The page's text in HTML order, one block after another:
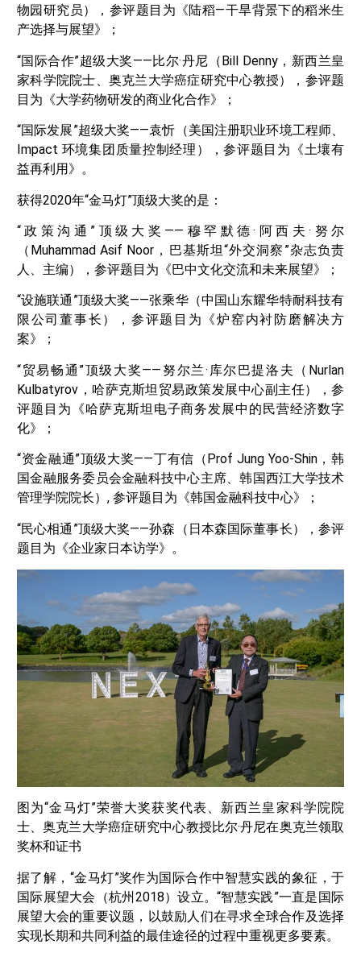
物园研究员），参评题目为《陆稻—干旱背景下的稻米生
产选择与展望》；
“国际合作”超级大奖——比尔·丹尼（Bill Denny，新西兰皇
家科学院院士、奥克兰大学癌症研究中心教授），参评题
目为《大学药物研发的商业化合作》；
“国际发展”超级大奖——袁忻（美国注册职业环境工程师、
Impact 环境集团质量控制经理），参评题目为《土壤有
益再利用》。
获得2020年“金马灯”顶级大奖的是：
“政策沟通”顶级大奖——穆罕默德·阿西夫·努尔
（Muhammad Asif Noor，巴基斯坦“外交洞察”杂志负责
人、主编），参评题目为《巴中文化交流和未来展望》；
“设施联通”顶级大奖——张乘华（中国山东耀华特耐科技有
限公司董事长），参评题目为《炉窑内衬防磨解决方
案》；
“贸易畅通”顶级大奖——努尔兰·库尔巴提洛夫（Nurlan
Kulbatyrov，哈萨克斯坦贸易政策发展中心副主任），参
评题目为《哈萨克斯坦电子商务发展中的民营经济数字
化》；
“资金融通”顶级大奖——丁有信（Prof Jung Yoo-Shin，韩
国金融服务委员会金融科技中心主席、韩国西江大学技术
管理学院院长）, 参评题目为《韩国金融科技中心》；
“民心相通”顶级大奖——孙森（日本森国际董事长），参评
题目为《企业家日本访学》。
图为“金马灯”荣誉大奖获奖代表、新西兰皇家科学院院
士、奥克兰大学癌症研究中心教授比尔·丹尼在奥克兰领取
奖杯和证书
据了解，“金马灯”奖作为国际合作中智慧实践的象征，于
国际展望大会（杭州2018）设立。“智慧实践”一直是国际
展望大会的重要议题，以鼓励人们在寻求全球合作及选择
实现长期和共同利益的最佳途径的过程中重视更多要素。